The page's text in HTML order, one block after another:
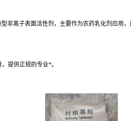
非离子表面活性剂，主要作为农药乳化剂应用
提供正规的专业*。